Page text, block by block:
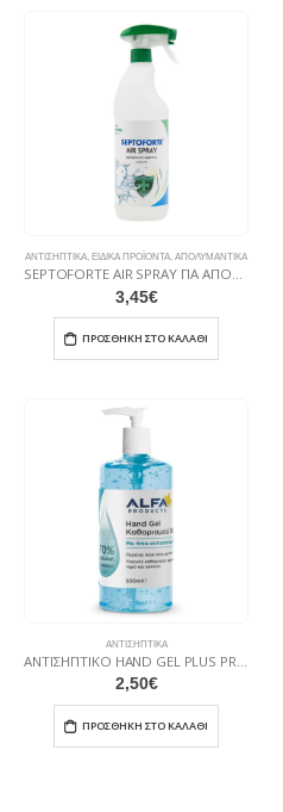
ΑΝΤΙΣΗΠΤΙΚΆ, ΕΙΔΙΚΆ ΠΡΟΪΌΝΤΑ, ΑΠΟΛΥΜΑΝΤΙΚΆ
SEPTOFORTE AIR SPRAY ΓΙΑ ΑΠΟΛΥΜΑΝΣΗ ΚΑΙ ΕΞΥΓΙΑΝΣΗ ΕΠΙΦΑΝΕΙΩΝ & ΥΦΑΣΜΑΤΩΝ 1Lt ΨΕΚΑΣΤΗΡΙ
3,45€
ΠΡΟΣΘΉΚΗ ΣΤΟ ΚΑΛΆΘΙ
ΑΝΤΙΣΗΠΤΙΚΆ
2,50€
ΠΡΟΣΘΉΚΗ ΣΤΟ ΚΑΛΆΘΙ